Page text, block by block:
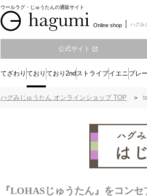
ウールラグ・じゅうたんの通販サイト
Online shop ハグみ
公式サイト open_in_new
てざわり ており ており2nd ストライプイエニ プレ
ハグみじゅうたん オンラインショップ TOP
『LOHASじゅうたん』をコン